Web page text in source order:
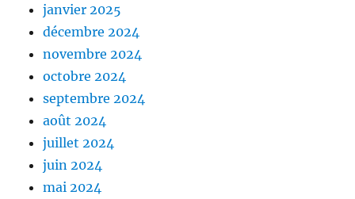
janvier 2025
décembre 2024
novembre 2024
octobre 2024
septembre 2024
août 2024
juillet 2024
juin 2024
mai 2024